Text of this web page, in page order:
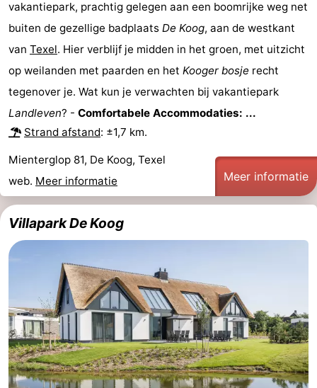
vakantiepark, prachtig gelegen aan een boomrijke weg net
buiten de gezellige badplaats De Koog, aan de westkant
van Texel. Hier verblijf je midden in het groen, met uitzicht
op weilanden met paarden en het Kooger bosje recht
tegenover je. Wat kun je verwachten bij vakantiepark
Landleven? - Comfortabele Accommodaties: ...
Strand afstand: ±1,7 km.
Mienterglop 81, De Koog, Texel
web. Meer informatie Meer informatie
Villapark De Koog